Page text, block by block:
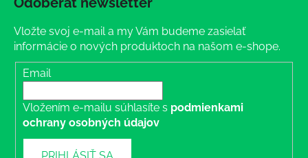
Vložte svoj e-mail a my Vám budeme zasielať
informácie o nových produktoch na našom e-shope.
Email
Vložením e-mailu súhlasíte s podmienkami
ochrany osobných údajov